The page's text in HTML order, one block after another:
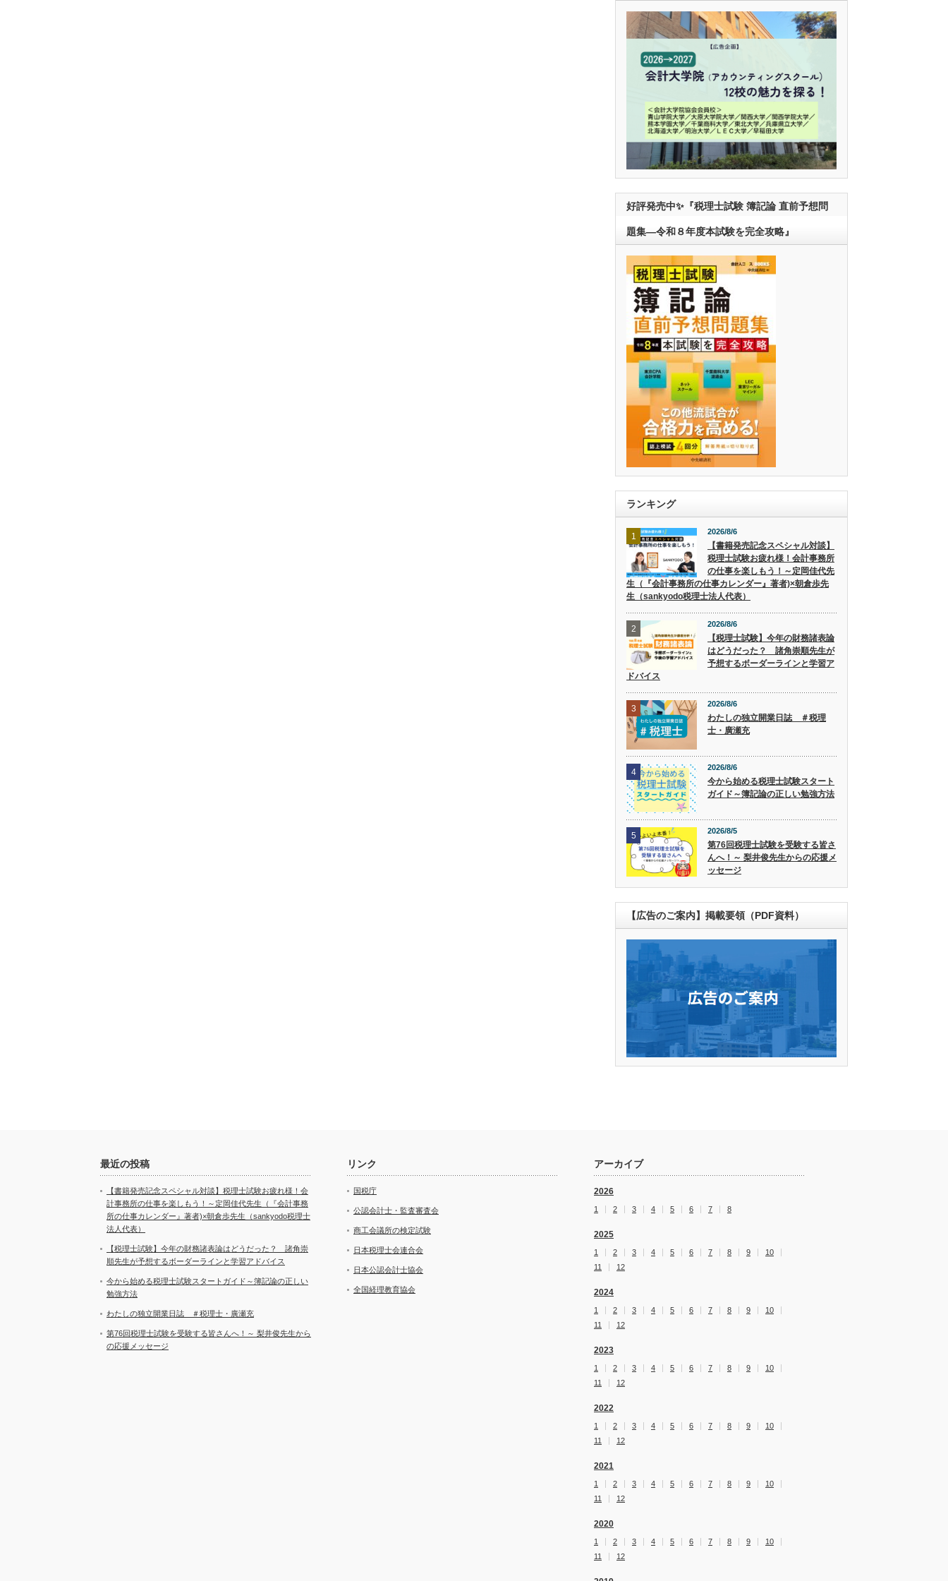
好評発売中✨『税理士試験 簿記論 直前予想問
題集―令和８年度本試験を完全攻略』
ランキング
1 2026/8/6
【書籍発売記念スペシャル対談】
税理士試験お疲れ様！会計事務所
の仕事を楽しもう！～定岡佳代先
生（『会計事務所の仕事カレンダー』著者)×朝倉歩先
生（sankyodo税理士法人代表）
2 2026/8/6
【税理士試験】今年の財務諸表論
はどうだった？ 諸角崇順先生が
予想するボーダーラインと学習ア
ドバイス
3 2026/8/6
わたしの独立開業日誌 ＃税理
士・廣瀬充
4 2026/8/6
今から始める税理士試験スタート
ガイド～簿記論の正しい勉強方法
5 2026/8/5
第76回税理士試験を受験する皆さ
んへ！～ 梨井俊先生からの応援メ
ッセージ
【広告のご案内】掲載要領（PDF資料）
最近の投稿
【書籍発売記念スペシャル対談】税理士試験お疲れ様！会
計事務所の仕事を楽しもう！～定岡佳代先生（『会計事務
所の仕事カレンダー』著者)×朝倉歩先生（sankyodo税理士
法人代表）
【税理士試験】今年の財務諸表論はどうだった？ 諸角崇
順先生が予想するボーダーラインと学習アドバイス
今から始める税理士試験スタートガイド～簿記論の正しい
勉強方法
わたしの独立開業日誌 ＃税理士・廣瀬充
第76回税理士試験を受験する皆さんへ！～ 梨井俊先生から
の応援メッセージ
リンク
国税庁
公認会計士・監査審査会
商工会議所の検定試験
日本税理士会連合会
日本公認会計士協会
全国経理教育協会
アーカイブ
2026
1 2 3 4 5 6 7 8
2025
1 2 3 4 5 6 7 8 9
10
11
12
2024
1 2 3 4 5 6 7 8 9
10
11
12
2023
1 2 3 4 5 6 7 8 9
10
11
12
2022
1 2 3 4 5 6 7 8 9
10
11
12
2021
1 2 3 4 5 6 7 8 9
10
11
12
2020
1 2 3 4 5 6 7 8 9
10
11
12